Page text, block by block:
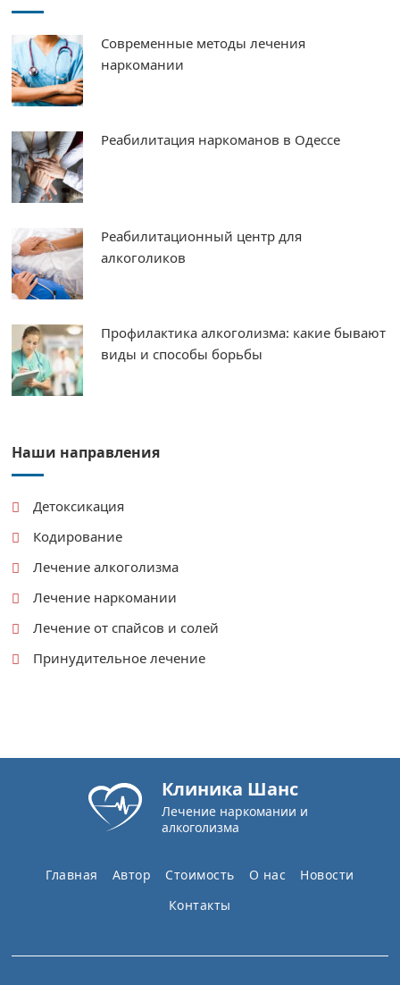
Современные методы лечения
наркомании
Реабилитация наркоманов в Одессе
Реабилитационный центр для
алкоголиков
Профилактика алкоголизма: какие бывают
виды и способы борьбы
Наши направления
Детоксикация
Кодирование
Лечение алкоголизма
Лечение наркомании
Лечение от спайсов и солей
Принудительное лечение
Клиника Шанс
Лечение наркомании и
алкоголизма
Главная Автор Стоимость О нас
Новости
Контакты